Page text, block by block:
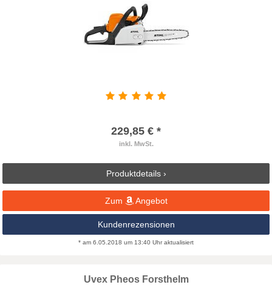
229,85 € *
inkl. MwSt.
Produktdetails ›
Zum Angebot
Kundenrezensionen
* am 6.05.2018 um 13:40 Uhr aktualisiert
Uvex Pheos Forsthelm